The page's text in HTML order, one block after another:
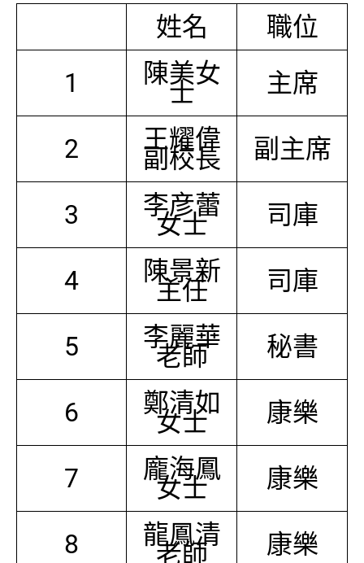
姓名
職位
1
陳美女
士 主席
2 王耀偉
副校長 副主席
3 李彦蕾
女士 司庫
4 陳景新
主任 司庫
5 李麗華
老師 秘書
6 鄭清如
女士 康樂
7 龐海鳳
女士 康樂
8 龍鳳清
老師 康樂